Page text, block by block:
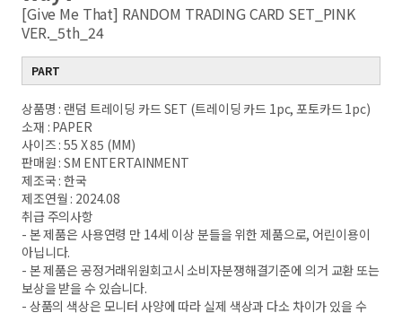
[Give Me That] RANDOM TRADING CARD SET_PINK
VER._5th_24
PART
상품명 : 랜덤 트레이딩 카드 SET (트레이딩 카드 1pc, 포토카드 1pc)
소재 : PAPER
사이즈 : 55 X 85 (MM)
판매원 : SM ENTERTAINMENT
제조국 : 한국
제조연월 : 2024.08
취급 주의사항
- 본 제품은 사용연령 만 14세 이상 분들을 위한 제품으로, 어린이용이
아닙니다.
- 본 제품은 공정거래위원회고시 소비자분쟁해결기준에 의거 교환 또는
보상을 받을 수 있습니다.
- 상품의 색상은 모니터 사양에 따라 실제 색상과 다소 차이가 있을 수